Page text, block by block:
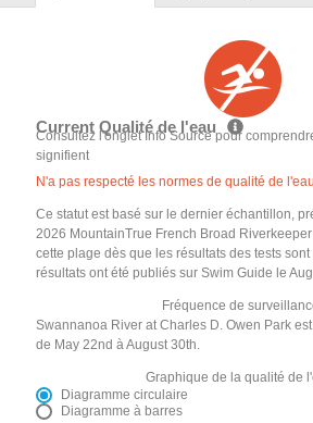
Current Qualité de l'eau
Consultez l'onglet Info Source pour
signifient
N'a pas respecté les normes de qualité de l'eau
Ce statut est basé sur le dernier échantillon,
2026 MountainTrue French Broad
cette plage dès que les résultats des tests
résultats ont été publiés sur Swim Guide le
Fréquence de
Swannanoa River at Charles D. Owen Park
de May 22nd à August 30th.
Graphique de la qualité de
Diagramme circulaire
Diagramme à barres